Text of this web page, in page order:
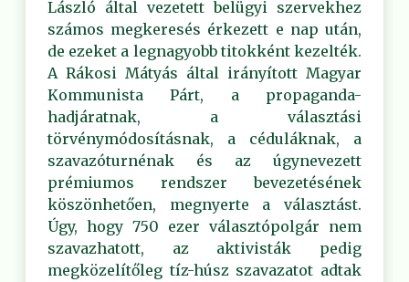
László által vezetett belügyi szervekhez
számos megkeresés érkezett e nap után,
de ezeket a legnagyobb titokként kezelték.
A Rákosi Mátyás által irányított Magyar
Kommunista Párt, a propaganda-
hadjáratnak, a választási
törvénymódosításnak, a céduláknak, a
szavazóturnénak és az úgynevezett
prémiumos rendszer bevezetésének
köszönhetően, megnyerte a választást.
Úgy, hogy 750 ezer választópolgár nem
szavazhatott, az aktivisták pedig
megközelítőleg tíz-húsz szavazatot adtak